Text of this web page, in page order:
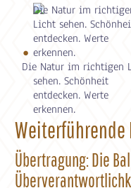
Die Natur im richtigen
sehen. Schönheit
entdecken. Werte
erkennen.
Weiterführende
Übertragung: Die